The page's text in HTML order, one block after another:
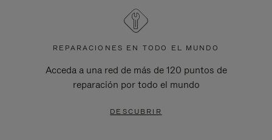
REPARACIONES EN TODO EL MUNDO
Acceda a una red de más de 120 puntos de
reparación por todo el mundo
DESCUBRIR